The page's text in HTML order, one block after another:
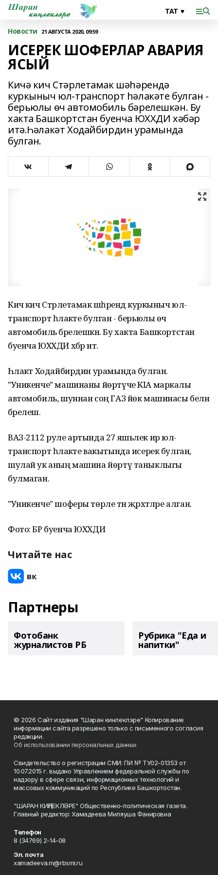
Новости 21 АВГУСТА 2020, 09:59
ИСЕРЕК ШОФЕРЛАР АВАРИЯ
ЯСЫЙ
Кичә кич Стәрлетамак шәһәрендә
куркыныч юл-транспорт һәлакәте булган -
берьюлы өч автомобиль бәрелешкән. Бу
хакта Башкортстан буенча ЮХХДИ хәбәр
итә.Һәлакәт Ходайбирдин урамында
булган.
Кичә кич Стәрлетамак шәһәрендә куркыныч юл-
транспорт һәлакәте булган - берьюлы өч
автомобиль бәрелешкән. Бу хакта Башкортстан
буенча ЮХХДИ хәбәр итә.
Һәлакәт Ходайбирдин урамында булган.
"Уникенче" машинаны йөртүче KIA маркалы
автомобиль, шуннан соң ГАЗ йөк машинасы белән
бәрелешә.
ВАЗ-2112 руле артында 27 яшьлек ир юл-
транспорт һәлакәте вакытында исерек булган,
шулай ук аның машина йөртү таныклыгы
булмаган.
"Уникенче" шоферы төрле тән җәрәхәтләре алган.
Фото: БР буенча ЮХХДИ
Читайте нас
Партнеры
Фотобанк
журналистов РБ
Рубрика "Еда и
напитки"
© 2026 Сайт издания "Шаран кинлеклэре" Копирование
информации сайта разрешено только с письменного согласия
редакции.
Об использовании персональных данных
Свидетельство о регистрации СМИ: ПИ № ТУ02-01353 от
10.07.2015 г. выдано Управлением федеральной службы по
надзору в сфере связи, информационных технологий и
массовых коммуникаций по Республике Башкортостан.
"ШАРАН КИҢЛЕКЛӘРЕ" Общественно-политическая газета.
Главный редактор: Хамадеева Миляуша Фанировна
Телефон
8 (34769) 2-14-08
Эл. почта
xamadeeva.m@rbsmi.ru